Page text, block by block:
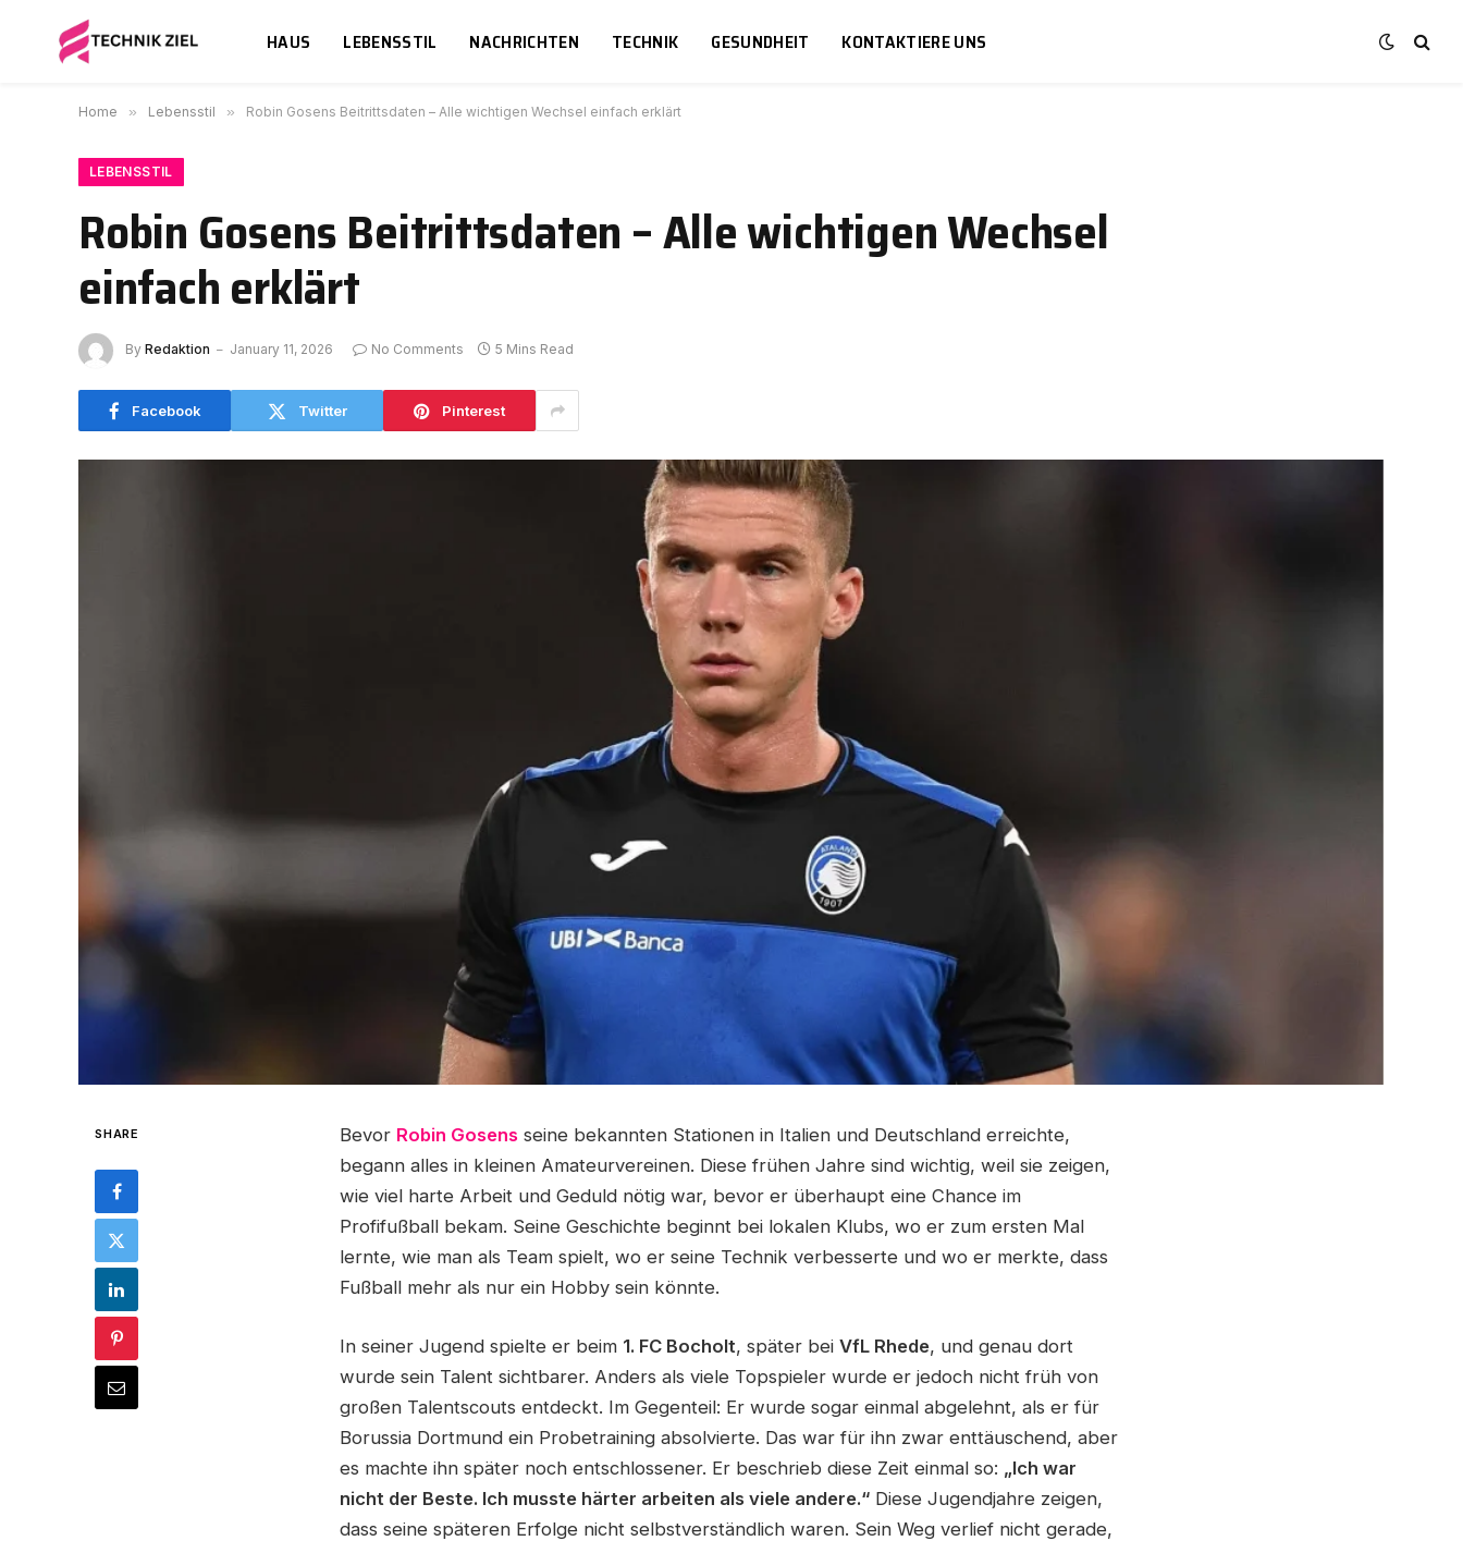
HAUS LEBENSSTIL NACHRICHTEN TECHNIK GESUNDHEIT KONTAKTIERE UNS
Home » Lebensstil » Robin Gosens Beitrittsdaten – Alle wichtigen Wechsel einfach erklärt
LEBENSSTIL
Robin Gosens Beitrittsdaten – Alle wichtigen Wechsel
einfach erklärt
By Redaktion January 11, 2026 No Comments 5 Mins Read
Facebook Twitter Pinterest
SHARE Bevor Robin Gosens seine bekannten Stationen in Italien und Deutschland erreichte,
begann alles in kleinen Amateurvereinen. Diese frühen Jahre sind wichtig, weil sie zeigen,
wie viel harte Arbeit und Geduld nötig war, bevor er überhaupt eine Chance im
Profifußball bekam. Seine Geschichte beginnt bei lokalen Klubs, wo er zum ersten Mal
lernte, wie man als Team spielt, wo er seine Technik verbesserte und wo er merkte, dass
Fußball mehr als nur ein Hobby sein könnte.
In seiner Jugend spielte er beim 1. FC Bocholt, später bei VfL Rhede, und genau dort
wurde sein Talent sichtbarer. Anders als viele Topspieler wurde er jedoch nicht früh von
großen Talentscouts entdeckt. Im Gegenteil: Er wurde sogar einmal abgelehnt, als er für
Borussia Dortmund ein Probetraining absolvierte. Das war für ihn zwar enttäuschend, aber
es machte ihn später noch entschlossener. Er beschrieb diese Zeit einmal so: „Ich war
nicht der Beste. Ich musste härter arbeiten als viele andere.“ Diese Jugendjahre zeigen,
dass seine späteren Erfolge nicht selbstverständlich waren. Sein Weg verlief nicht gerade,